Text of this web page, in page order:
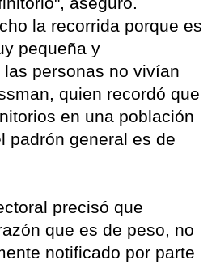
la recorrida porque es
pequeña y
personas no vivían
quien recordó que
en una población
padrón general es de
precisó que
que es de peso, no
notificado por parte